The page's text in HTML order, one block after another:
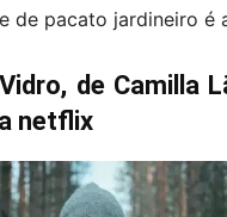
de pacato jardineiro é
de Camilla
netflix